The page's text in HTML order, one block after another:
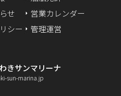
せ
シー
営業カレンダー
管理運営
きサンマリーナ
sun-marina.jp